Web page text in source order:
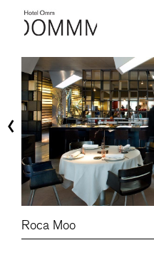
L’Hotel
Habitacions
Roca Barcelona
Spa
Terrassa
Lobby & Club
Esdeveniments
Promocions
Blog
ENG ESP
‹
Roca Moo